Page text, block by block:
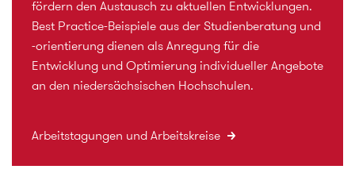
fördern den Austausch zu aktuellen Entwicklungen.
Best Practice-Beispiele aus der Studienberatung und
-orientierung dienen als Anregung für die
Entwicklung und Optimierung individueller Angebote
an den niedersächsischen Hochschulen.
Arbeitstagungen und Arbeitskreise